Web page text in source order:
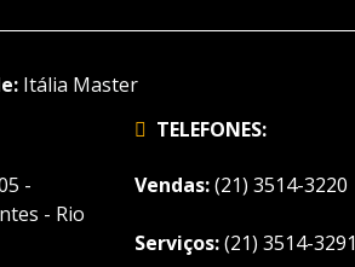
Itália Master
-
- Rio
TELEFONES:
Vendas:(21) 3514-3220
Serviços:(21) 3514-3291